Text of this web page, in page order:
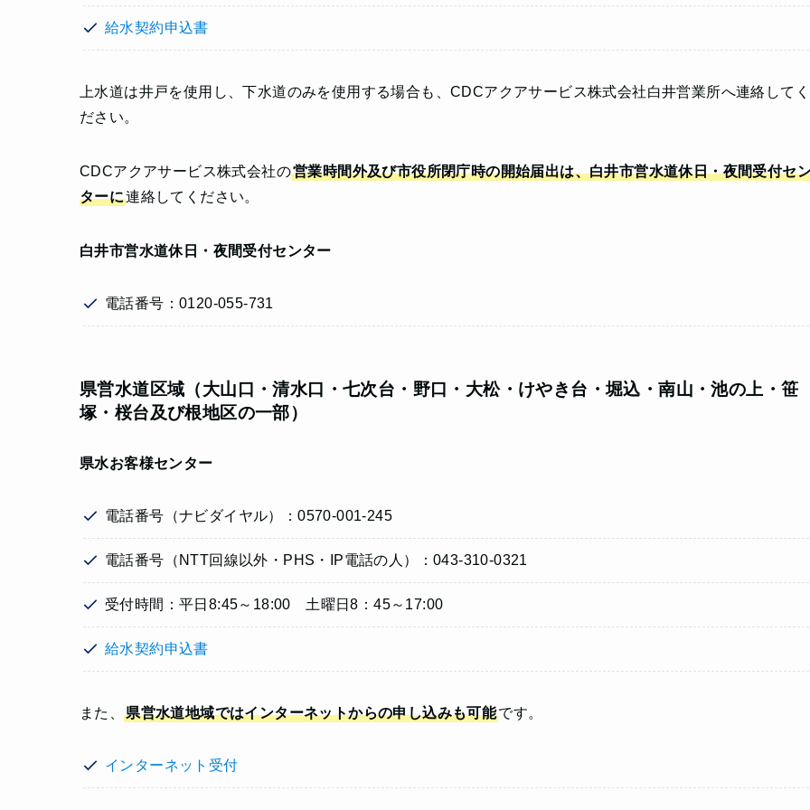
給水契約申込書
上水道は井戸を使用し、下水道のみを使用する場合も、CDCアクアサービス株式会社白井営業所へ連絡してく
ださい。
CDCアクアサービス株式会社の営業時間外及び市役所閉庁時の開始届出は、白井市営水道休日・夜間受付セ
ターに連絡してください。
白井市営水道休日・夜間受付センター
電話番号：0120-055-731
県営水道区域（大山口・清水口・七次台・野口・大松・けやき台・堀込・南山・池の上・笹
塚・桜台及び根地区の一部）
県水お客様センター
電話番号（ナビダイヤル）：0570-001-245
電話番号（NTT回線以外・PHS・IP電話の人）：043-310-0321
受付時間：平日8:45～18:00 土曜日8：45～17:00
給水契約申込書
また、県営水道地域ではインターネットからの申し込みも可能です。
インターネット受付